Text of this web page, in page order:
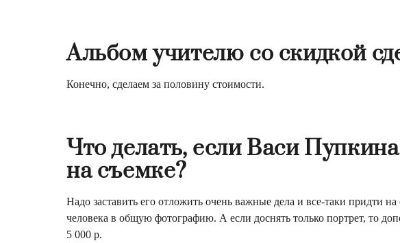
Альбом учителю со скидкой
Конечно, сделаем за половину стоимости.
Что делать, если Васи
на съемке?
Надо заставить его отложить очень важные дела и все-таки придти
человека в общую фотографию. А если доснять только портрет, то
5 000 р.